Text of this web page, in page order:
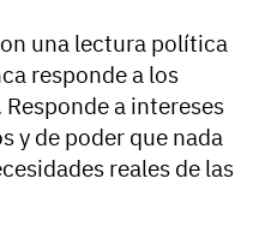
una lectura política
responde a los
a intereses
y de poder que nada
reales de las